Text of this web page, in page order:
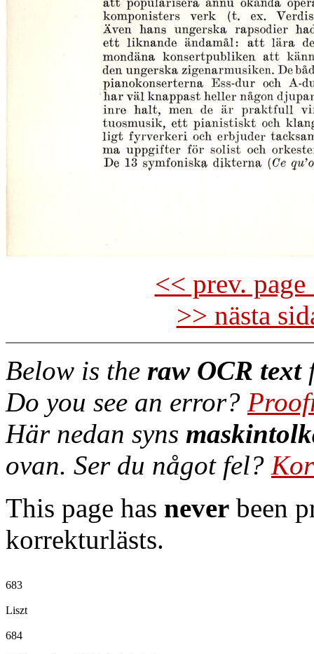
<< prev.
>> nästa
Below is the raw OCR text
Do you see an error?
Här nedan syns
ovan. Ser du något fel?
This page has never been
korrekturlästs.
683
Liszt
684